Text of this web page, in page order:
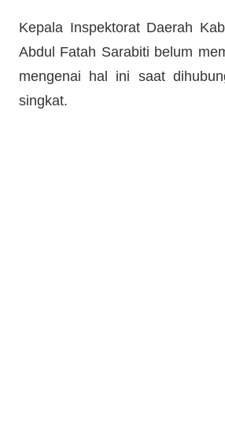
Kepala Inspektorat Daerah
Abdul Fatah Sarabiti belum
mengenai hal ini saat
singkat.